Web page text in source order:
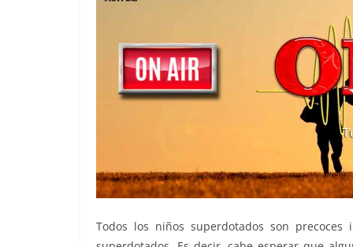
Todos los niños superdotados son